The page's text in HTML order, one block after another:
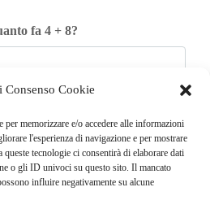
Consenso Cookie
memorizzare e/o accedere alle informazioni
l'esperienza di navigazione e per mostrare
tecnologie ci consentirà di elaborare dati
o gli ID univoci su questo sito. Il mancato
influire negativamente su alcune
fa 4 + 8?
Iscriviti